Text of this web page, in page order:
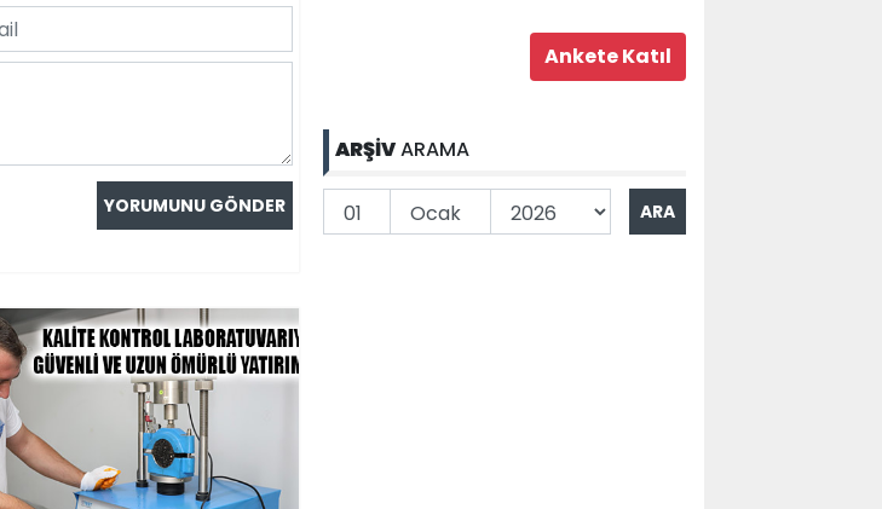
ARŞİVARAMA